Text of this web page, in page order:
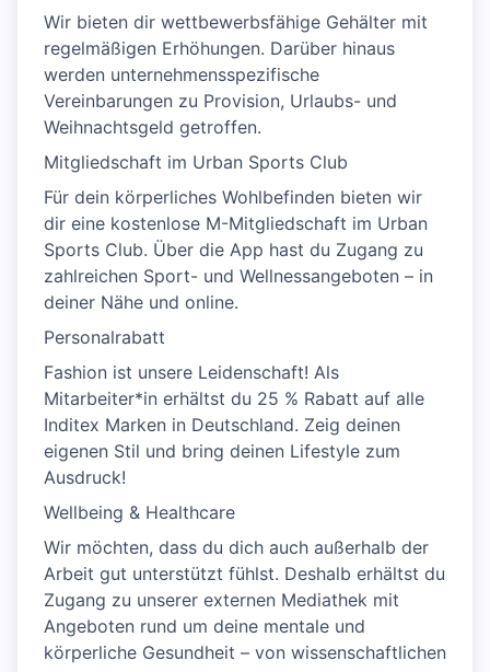
Wir bieten dir wettbewerbsfähige Gehälter mit
regelmäßigen Erhöhungen. Darüber hinaus
werden unternehmensspezifische
Vereinbarungen zu Provision, Urlaubs- und
Weihnachtsgeld getroffen.
Mitgliedschaft im Urban Sports Club
Für dein körperliches Wohlbefinden bieten wir
dir eine kostenlose M-Mitgliedschaft im Urban
Sports Club. Über die App hast du Zugang zu
zahlreichen Sport- und Wellnessangeboten – in
deiner Nähe und online.
Personalrabatt
Fashion ist unsere Leidenschaft! Als
Mitarbeiter*in erhältst du 25 % Rabatt auf alle
Inditex Marken in Deutschland. Zeig deinen
eigenen Stil und bring deinen Lifestyle zum
Ausdruck!
Wellbeing & Healthcare
Wir möchten, dass du dich auch außerhalb der
Arbeit gut unterstützt fühlst. Deshalb erhältst du
Zugang zu unserer externen Mediathek mit
Angeboten rund um deine mentale und
körperliche Gesundheit – von wissenschaftlichen